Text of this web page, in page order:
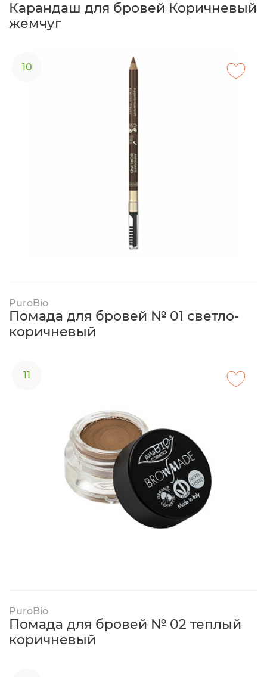
Карандаш для бровей Коричневый
жемчуг
10
PuroBio
Помада для бровей № 01 светло-
коричневый
11
PuroBio
Помада для бровей № 02 теплый
коричневый